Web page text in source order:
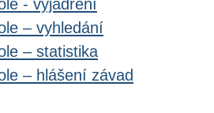
- vyjádření
– vyhledání
– statistika
– hlášení závad